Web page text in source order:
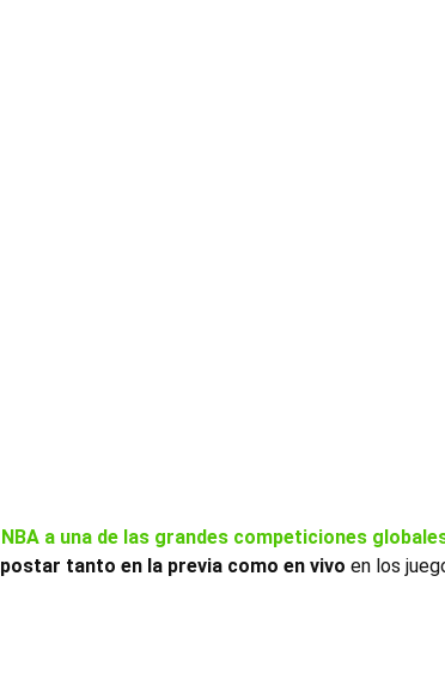
NBA a una de las grandes competiciones
tanto en la previa como en vivo en los